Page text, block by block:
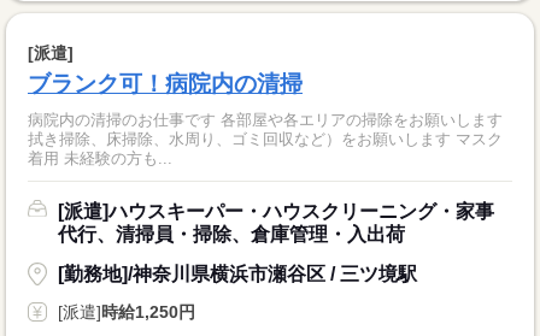
[派遣]
ブランク可！病院内の清掃
病院内の清掃のお仕事です 各部屋や各エリアの掃除をお願いします
拭き掃除、床掃除、水周り、ゴミ回収など）をお願いします マスク
着用 未経験の方も...
[派遣]ハウスキーパー・ハウスクリーニング・家事
代行、清掃員・掃除、倉庫管理・入出荷
[勤務地]/神奈川県横浜市瀬谷区 / 三ツ境駅
[派遣]時給1,250円